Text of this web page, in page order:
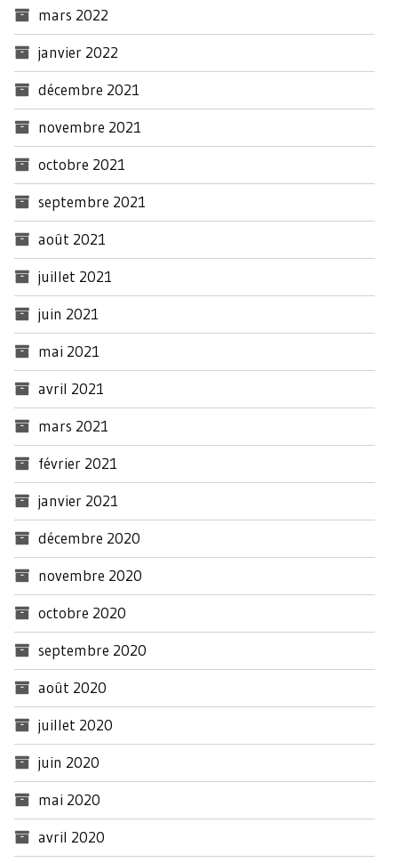
mars 2022
janvier 2022
décembre 2021
novembre 2021
octobre 2021
septembre 2021
août 2021
juillet 2021
juin 2021
mai 2021
avril 2021
mars 2021
février 2021
janvier 2021
décembre 2020
novembre 2020
octobre 2020
septembre 2020
août 2020
juillet 2020
juin 2020
mai 2020
avril 2020